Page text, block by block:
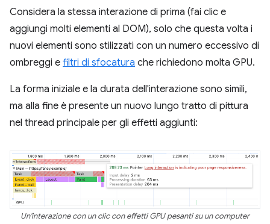
Considera la stessa interazione di prima (fai clic e
aggiungi molti elementi al DOM), solo che questa volta i
nuovi elementi sono stilizzati con un numero eccessivo di
ombreggi e filtri di sfocatura che richiedono molta GPU.
La forma iniziale e la durata dell'interazione sono simili,
ma alla fine è presente un nuovo lungo tratto di pittura
nel thread principale per gli effetti aggiunti:
Un'interazione con un clic con effetti GPU pesanti su un computer